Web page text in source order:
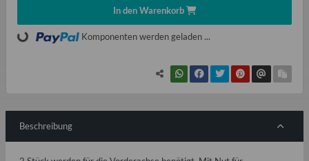
In den Warenkorb
Loading... Komponenten werden geladen ...
Beschreibung